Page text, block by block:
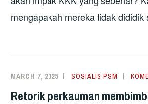
mengapakah mereka tidak dididik
MARCH 7, 2025 SOSIALIS PSM
Retorik perkauman